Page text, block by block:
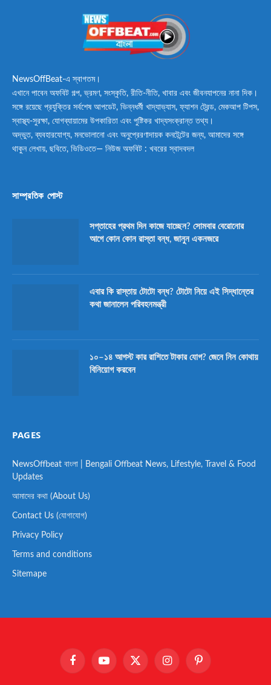
NewsOffBeat-এ স্বাগতম।
এখানে পাবেন অফবিট গল্প, ভ্রমণ, সংস্কৃতি, রীতি-নীতি, খাবার এবং জীবনযাপনের নানা দিক।
সঙ্গে রয়েছে প্রযুক্তির সর্বশেষ আপডেট, ভিন্নধর্মী খাদ্যাভ্যাস, ফ্যাশন ট্রেন্ড, মেকআপ টিপস,
স্বাস্থ্য-সুরক্ষা, যোগব্যায়ামের উপকারিতা এবং পুষ্টিকর খাদ্যসংক্রান্ত তথ্য।
অদ্ভুত, ব্যবহারযোগ্য, মনভোলানো এবং অনুপ্রেরণাদায়ক কনটেন্টের জন্য, আমাদের সঙ্গে
থাকুন লেখায়, ছবিতে, ভিডিওতে— নিউজ অফবিট : খবরের স্বাদবদল
সাম্প্রতিক পোস্ট
সপ্তাহের প্রথম দিন কাজে যাচ্ছেন? সোমবার বেরোনোর
আগে কোন কোন রাস্তা বন্ধ, জানুন একনজরে
এবার কি রাস্তায় টোটো বন্ধ? টোটো নিয়ে এই সিদ্ধান্তের
কথা জানালেন পরিবহনমন্ত্রী
১০–১৪ আগস্ট কার রাশিতে টাকার যোগ? জেনে নিন কোথায়
বিনিয়োগ করবেন
PAGES
NewsOffbeat বাংলা | Bengali Offbeat News, Lifestyle, Travel & Food
Updates
আমাদের কথা (About Us)
Contact Us (যোগাযোগ)
Privacy Policy
Terms and conditions
Sitemape
FacebookYouTube X
InstagramPinterest